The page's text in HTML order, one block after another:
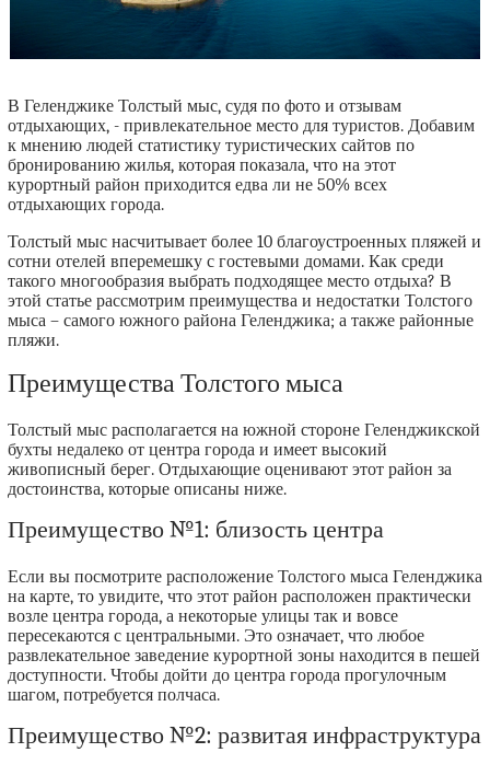
В Геленджике Толстый мыс, судя по фото и отзывам
отдыхающих, - привлекательное место для туристов. Добавим
к мнению людей статистику туристических сайтов по
бронированию жилья, которая показала, что на этот
курортный район приходится едва ли не 50% всех
отдыхающих города.
Толстый мыс насчитывает более 10 благоустроенных пляжей и
сотни отелей вперемешку с гостевыми домами. Как среди
такого многообразия выбрать подходящее место отдыха? В
этой статье рассмотрим преимущества и недостатки Толстого
мыса – самого южного района Геленджика; а также районные
пляжи.
Преимущества Толстого мыса
Толстый мыс располагается на южной стороне Геленджикской
бухты недалеко от центра города и имеет высокий
живописный берег. Отдыхающие оценивают этот район за
достоинства, которые описаны ниже.
Преимущество №1: близость центра
Если вы посмотрите расположение Толстого мыса Геленджика
на карте, то увидите, что этот район расположен практически
возле центра города, а некоторые улицы так и вовсе
пересекаются с центральными. Это означает, что любое
развлекательное заведение курортной зоны находится в пешей
доступности. Чтобы дойти до центра города прогулочным
шагом, потребуется полчаса.
Преимущество №2: развитая инфраструктура